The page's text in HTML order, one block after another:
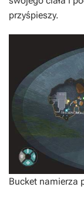
przyśpieszy.
Bucket namierza